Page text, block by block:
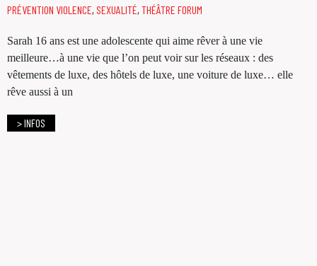
PRÉVENTION VIOLENCE, SEXUALITÉ, THÉÂTRE FORUM
Sarah 16 ans est une adolescente qui aime rêver à une vie
meilleure…à une vie que l’on peut voir sur les réseaux : des
vêtements de luxe, des hôtels de luxe, une voiture de luxe… elle
rêve aussi à un
> INFOS